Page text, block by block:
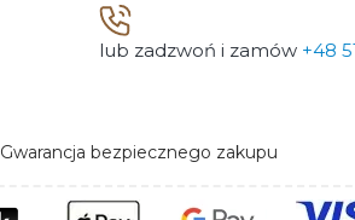
lub zadzwoń i zamów +48
Gwarancja bezpiecznego zakupu